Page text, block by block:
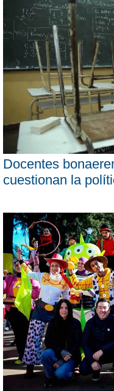
Docentes
cuestionan la